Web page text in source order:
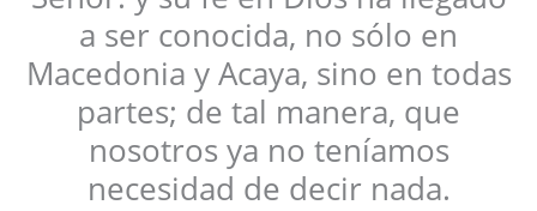
a ser conocida, no sólo en
Macedonia y Acaya, sino en todas
partes; de tal manera, que
nosotros ya no teníamos
necesidad de decir nada.